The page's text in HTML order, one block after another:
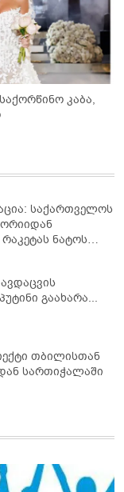
საქართველოს
ნატოს
გაახარა...
თბილისთან
ახლოს ანუ კოსმოსიდან სართიჭალაში